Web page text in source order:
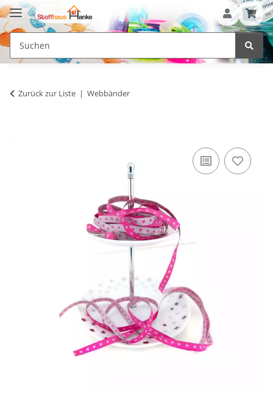
Zurück zur Liste Webbänder